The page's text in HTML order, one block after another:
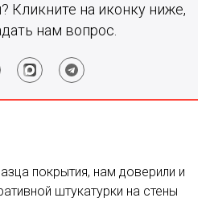
Кликните на иконку ниже,
нам вопрос.
покрытия, нам доверили и
штукатурки на стены